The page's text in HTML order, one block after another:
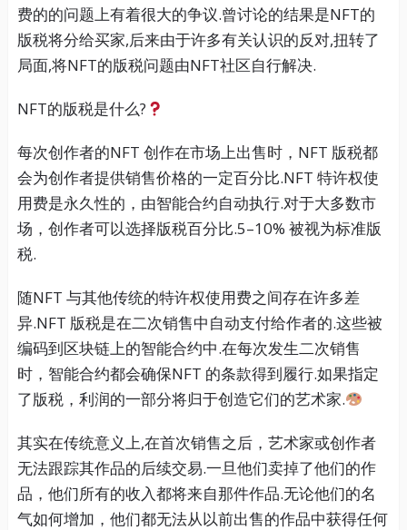
费的的问题上有着很大的争议.曾讨论的结果是NFT的
版税将分给买家,后来由于许多有关认识的反对,扭转了
局面,将NFT的版税问题由NFT社区自行解决.
NFT的版税是什么?
每次创作者的NFT 创作在市场上出售时，NFT 版税都
会为创作者提供销售价格的一定百分比.NFT 特许权使
用费是永久性的，由智能合约自动执行.对于大多数市
场，创作者可以选择版税百分比.5–10% 被视为标准版
税.
随NFT 与其他传统的特许权使用费之间存在许多差
异.NFT 版税是在二次销售中自动支付给作者的.这些被
编码到区块链上的智能合约中.在每次发生二次销售
时，智能合约都会确保NFT 的条款得到履行.如果指定
了版税，利润的一部分将归于创造它们的艺术家.
其实在传统意义上,在首次销售之后，艺术家或创作者
无法跟踪其作品的后续交易.一旦他们卖掉了他们的作
品，他们所有的收入都将来自那件作品.无论他们的名
气如何增加，他们都无法从以前出售的作品中获得任何